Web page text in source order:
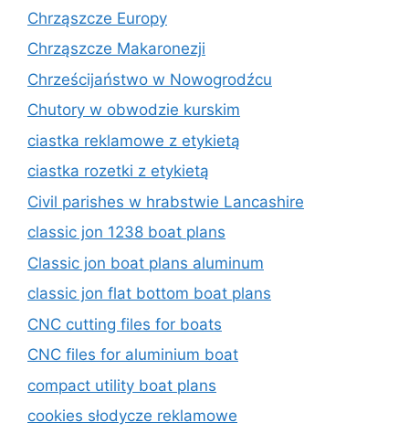
Chrząszcze Europy
Chrząszcze Makaronezji
Chrześcijaństwo w Nowogrodźcu
Chutory w obwodzie kurskim
ciastka reklamowe z etykietą
ciastka rozetki z etykietą
Civil parishes w hrabstwie Lancashire
classic jon 1238 boat plans
Classic jon boat plans aluminum
classic jon flat bottom boat plans
CNC cutting files for boats
CNC files for aluminium boat
compact utility boat plans
cookies słodycze reklamowe